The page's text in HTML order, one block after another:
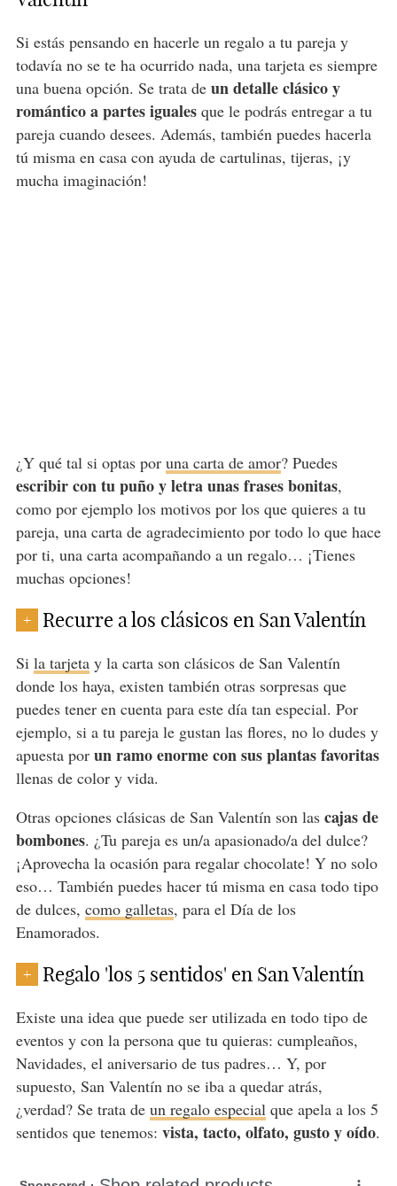
Si estás pensando en hacerle un regalo a tu pareja y
todavía no se te ha ocurrido nada, una tarjeta es siempre
una buena opción. Se trata de un detalle clásico y
romántico a partes igualesque le podrás entregar a tu
pareja cuando desees. Además, también puedes hacerla
tú misma en casa con ayuda de cartulinas, tijeras, ¡y
mucha imaginación!
¿Y qué tal si optas por una carta de amor? Puedes
escribir con tu puño y letra unas frases bonitas,
como por ejemplo los motivos por los que quieres a tu
pareja, una carta de agradecimiento por todo lo que hace
por ti, una carta acompañando a un regalo… ¡Tienes
muchas opciones!
+ Recurre a los clásicos en San Valentín
Si la tarjetay la carta son clásicos de San Valentín
donde los haya, existen también otras sorpresas que
puedes tener en cuenta para este día tan especial. Por
ejemplo, si a tu pareja le gustan las flores, no lo dudes y
apuesta por un ramo enorme con sus plantas favoritas
llenas de color y vida.
Otras opciones clásicas de San Valentín son las cajas de
bombones. ¿Tu pareja es un/a apasionado/a del dulce?
¡Aprovecha la ocasión para regalar chocolate! Y no solo
eso… También puedes hacer tú misma en casa todo tipo
de dulces, como galletas, para el Día de los
Enamorados.
+ Regalo 'los 5 sentidos' en San Valentín
Existe una idea que puede ser utilizada en todo tipo de
eventos y con la persona que tu quieras: cumpleaños,
Navidades, el aniversario de tus padres… Y, por
supuesto, San Valentín no se iba a quedar atrás,
¿verdad? Se trata de un regalo especialque apela a los 5
sentidos que tenemos: vista, tacto, olfato, gusto y oído.